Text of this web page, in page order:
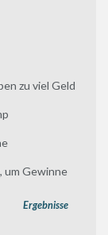
zu viel Geld
um Gewinne
Ergebnisse